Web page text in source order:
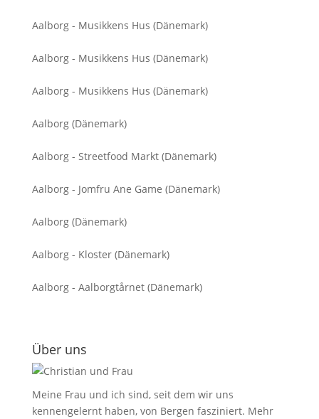
Aalborg - Musikkens Hus (Dänemark)
Aalborg - Musikkens Hus (Dänemark)
Aalborg - Musikkens Hus (Dänemark)
Aalborg (Dänemark)
Aalborg - Streetfood Markt (Dänemark)
Aalborg - Jomfru Ane Game (Dänemark)
Aalborg (Dänemark)
Aalborg - Kloster (Dänemark)
Aalborg - Aalborgtårnet (Dänemark)
Über uns
Meine Frau und ich sind, seit dem wir uns
kennengelernt haben, von Bergen fasziniert. Mehr